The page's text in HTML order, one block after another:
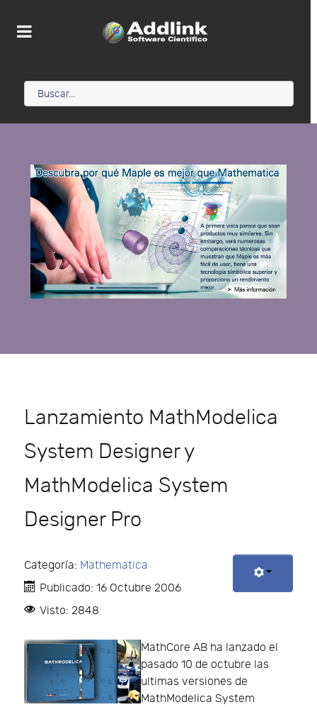
Lanzamiento MathModelica
System Designer y
MathModelica System
Designer Pro
Categoría: Mathematica
Publicado: 16 Octubre 2006
Visto: 2848
MathCore AB ha lanzado el
pasado 10 de octubre las
ultimas versiones de
MathModelica System